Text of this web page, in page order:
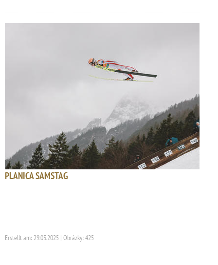
PLANICA SAMSTAG
Erstellt am: 29.03.2025 | Obrázky: 425